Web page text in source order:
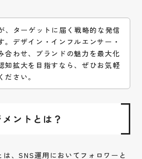
、ターゲットに届く戦略的な発信
。デザイン・インフルエンサー・
合わせ、ブランドの魅力を最大化
知拡大を目指すなら、ぜひお気軽
ださい。
ントとは？
、SNS運用においてフォロワーと